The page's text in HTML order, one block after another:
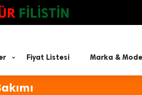
FİLİSTİN
Fiyat Listesi Marka &